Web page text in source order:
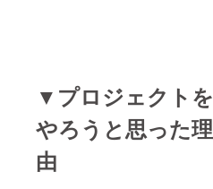
▼プロジェクトを
やろうと思った理
由